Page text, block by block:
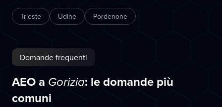
Trieste Udine Pordenone
Domande frequenti
AEO a Gorizia: le domande più
comuni